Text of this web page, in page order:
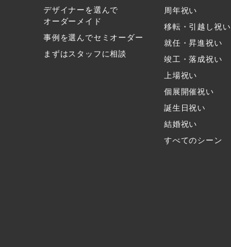
デザイナーを選んで
オーダーメイド
事例を選んでセミオーダー
まずはスタッフに相談
周年祝い
移転・引越し祝い
就任・昇進祝い
竣工・落成祝い
上場祝い
個展開催祝い
誕生日祝い
結婚祝い
すべてのシーン